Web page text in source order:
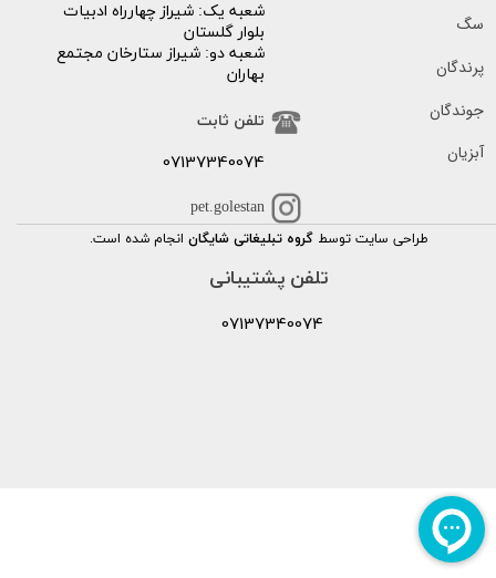
سگ
پرندگان
جوندگان
آبزیان
​​شعبه یک: شیراز چهارراه ادبیات
بلوار گلستان
شعبه دو: شیراز ستارخان مجتمع
بهاران
تلفن ثابت
07137340074
pet.golestan
طراحی سایت توسط گروه تبلیغاتی شایگان انجام شده است.
تلفن پشتیبانی
07137340074